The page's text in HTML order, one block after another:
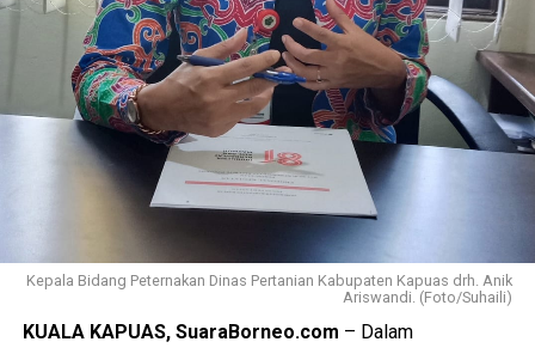
Kepala Bidang Peternakan Dinas Pertanian Kabupaten Kapuas drh. Anik
Ariswandi. (Foto/Suhaili)
KUALA KAPUAS, SuaraBorneo.com – Dalam